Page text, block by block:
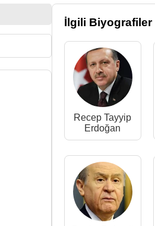
İlgili Biyografiler
Recep Tayyip
Erdoğan